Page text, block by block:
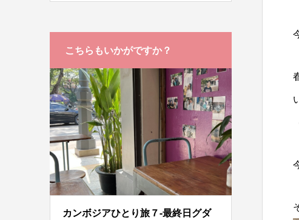
こちらもいかがですか？
カンボジアひとり旅７-最終日グダ